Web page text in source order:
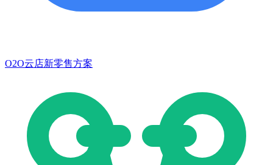
O2O云店新零售方案